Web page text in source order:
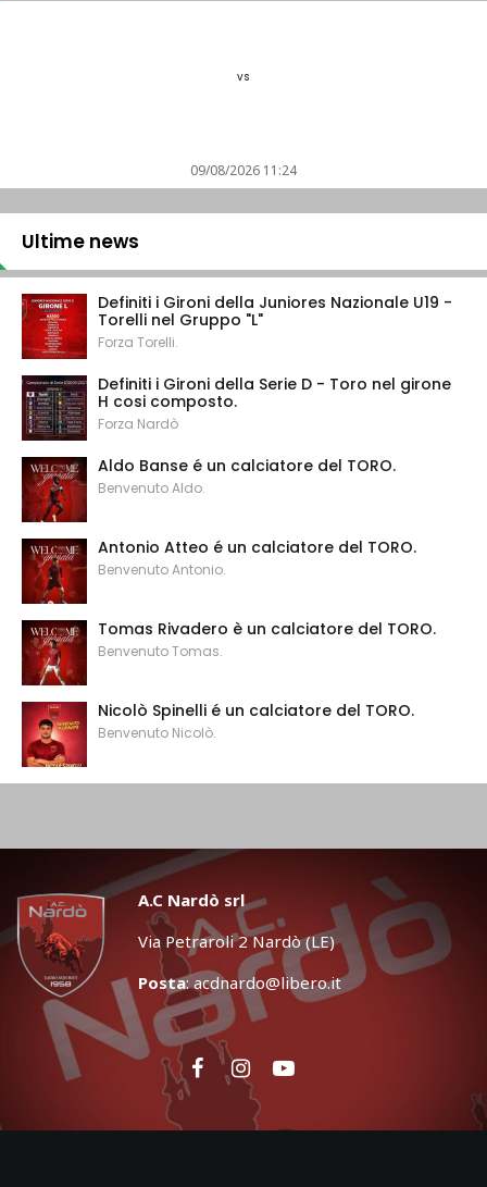
vs
09/08/2026 11:24
Ultime news
Definiti i Gironi della Juniores Nazionale U19 -
Torelli nel Gruppo "L"
Forza Torelli.
Definiti i Gironi della Serie D - Toro nel girone
H cosi composto.
Forza Nardò
Aldo Banse é un calciatore del TORO.
Benvenuto Aldo.
Antonio Atteo é un calciatore del TORO.
Benvenuto Antonio.
Tomas Rivadero è un calciatore del TORO.
Benvenuto Tomas.
Nicolò Spinelli é un calciatore del TORO.
Benvenuto Nicolò.
A.C Nardò srl
Via Petraroli 2 Nardò (LE)
Posta:acdnardo@libero.it